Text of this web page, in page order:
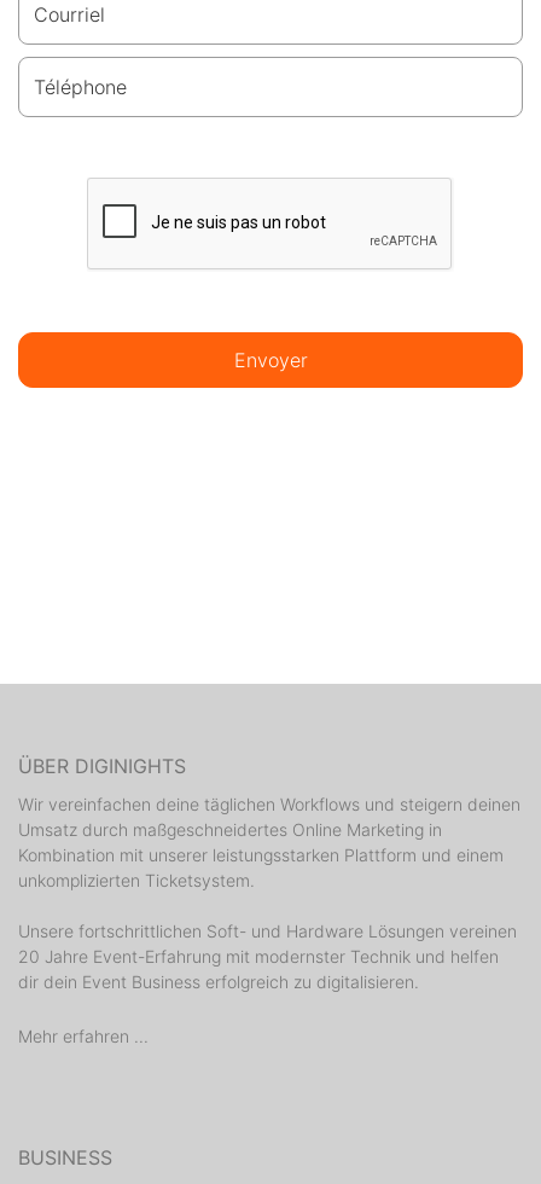
Courriel
Téléphone
Envoyer
ÜBER DIGINIGHTS
Wir vereinfachen deine täglichen Workflows und steigern deinen
Umsatz durch maßgeschneidertes Online Marketing in
Kombination mit unserer leistungsstarken Plattform und einem
unkomplizierten Ticketsystem.
Unsere fortschrittlichen Soft- und Hardware Lösungen vereinen
20 Jahre Event-Erfahrung mit modernster Technik und helfen
dir dein Event Business erfolgreich zu digitalisieren.
Mehr erfahren ...
BUSINESS